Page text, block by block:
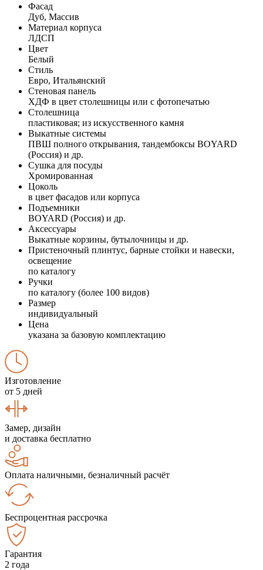
Фасад
Дуб, Массив
Материал корпуса
ЛДСП
Цвет
Белый
Стиль
Евро, Итальянский
Стеновая панель
ХДФ в цвет столешницы или с фотопечатью
Столешница
пластиковая; из искусственного камня
Выкатные системы
ПВШ полного открывания, тандембоксы BOYARD
(Россия) и др.
Сушка для посуды
Хромированная
Цоколь
в цвет фасадов или корпуса
Подъемники
BOYARD (Россия) и др.
Аксессуары
Выкатные корзины, бутылочницы и др.
Пристеночный плинтус, барные стойки и навески,
освещение
по каталогу
Ручки
по каталогу (более 100 видов)
Размер
индивидуальный
Цена
указана за базовую комплектацию
Изготовление
от 5 дней
Замер, дизайн
и доставка бесплатно
Оплата наличными, безналичный расчёт
Беспроцентная рассрочка
Гарантия
2 года